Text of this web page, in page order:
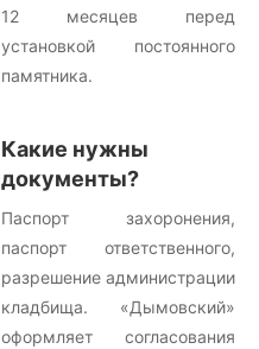
12 месяцев перед
установкой постоянного
памятника.
Какие нужны
документы?
Паспорт захоронения,
паспорт ответственного,
разрешение администрации
кладбища. «Дымовский»
оформляет согласования